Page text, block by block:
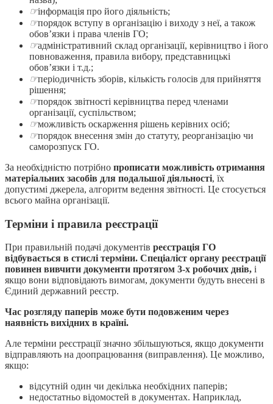
☞інформація про його діяльність;
☞порядок вступу в організацію і виходу з неї, а також
обов’язки і права членів ГО;
☞адміністративний склад організації, керівництво і його
повноваження, правила вибору, представницькі
обов’язки і т.д.;
☞періодичність зборів, кількість голосів для прийняття
рішення;
☞порядок звітності керівництва перед членами
організації, суспільством;
☞можливість оскарження рішень керівних осіб;
☞порядок внесення змін до статуту, реорганізацію чи
саморозпуск ГО.
За необхідністю потрібно прописати можливість отримання
матеріальних засобів для подальшої діяльності, їх
допустимі джерела, алгоритм ведення звітності. Це стосується
всього майна організації.
Терміни і правила реєстрації
При правильній подачі документів реєстрація ГО
відбувається в стислі терміни. Спеціаліст органу реєстрації
повинен вивчити документи протягом 3-х робочих днів, і
якщо вони відповідають вимогам, документи будуть внесені в
Єдиний державний реєстр.
Час розгляду паперів може бути подовженим через
наявність вихідних в країні.
Але терміни реєстрації значно збільшуються, якщо документи
відправляють на доопрацювання (виправлення). Це можливо,
якщо:
відсутній один чи декілька необхідних паперів;
недостатньо відомостей в документах. Наприклад,